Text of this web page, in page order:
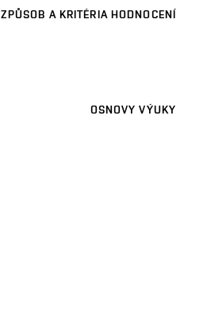
ZPŮSOB A KRITÉRIA HODNOCENÍ
OSNOVY VÝUKY